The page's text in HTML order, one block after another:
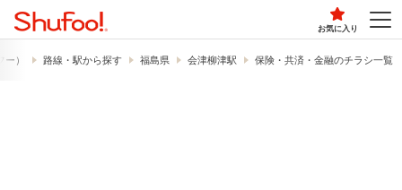
お気に入り
） 路線・駅から探す 福島県 会津柳津駅 保険・共済・金融のチラシ一覧